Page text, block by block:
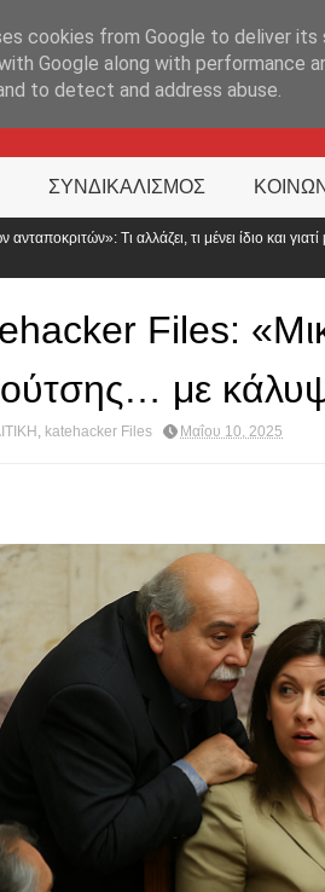
ΣΥΝΔΙΚΑΛΙΣΜΟΣ
και γιατί μειώνεται κατά 50% ο
Files:
με
, katehacker Files Μαΐου 10, 2025
cookies from Google to deliver
Google along with performance
to detect and address abuse.